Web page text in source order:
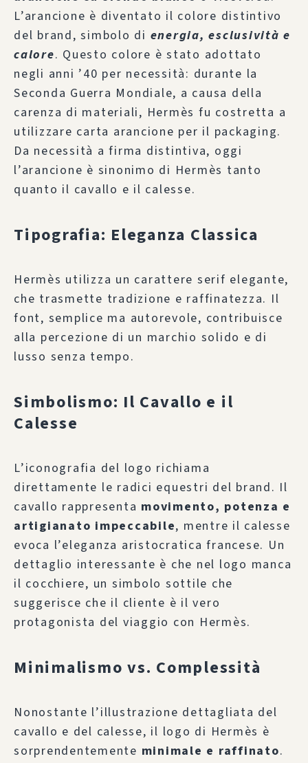
L’arancione è diventato il colore distintivo
del brand, simbolo di energia, esclusività e
calore. Questo colore è stato adottato
negli anni ’40 per necessità: durante la
Seconda Guerra Mondiale, a causa della
carenza di materiali, Hermès fu costretta a
utilizzare carta arancione per il packaging.
Da necessità a firma distintiva, oggi
l’arancione è sinonimo di Hermès tanto
quanto il cavallo e il calesse.
Tipografia: Eleganza Classica
Hermès utilizza un carattere serif elegante,
che trasmette tradizione e raffinatezza. Il
font, semplice ma autorevole, contribuisce
alla percezione di un marchio solido e di
lusso senza tempo.
Simbolismo: Il Cavallo e il
Calesse
L’iconografia del logo richiama
direttamente le radici equestri del brand. Il
cavallo rappresenta movimento, potenza e
artigianato impeccabile, mentre il calesse
evoca l’eleganza aristocratica francese. Un
dettaglio interessante è che nel logo manca
il cocchiere, un simbolo sottile che
suggerisce che il cliente è il vero
protagonista del viaggio con Hermès.
Minimalismo vs. Complessità
Nonostante l’illustrazione dettagliata del
cavallo e del calesse, il logo di Hermès è
sorprendentemente minimale e raffinato.